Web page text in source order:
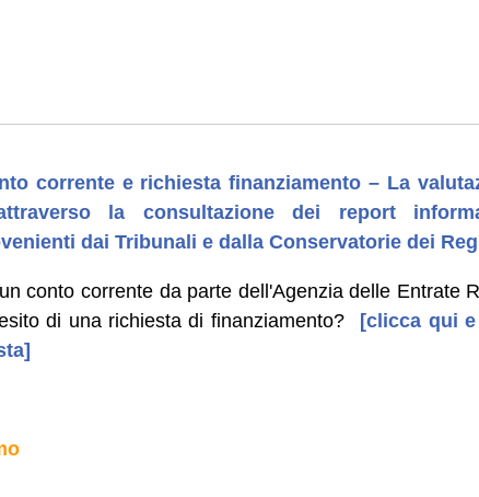
corrente e richiesta finanziamento – La
la consultazione dei report
dai Tribunali e dalla Conservatorie dei
conto corrente da parte dell'Agenzia delle Entrate
di una richiesta di finanziamento?
[clicca qui